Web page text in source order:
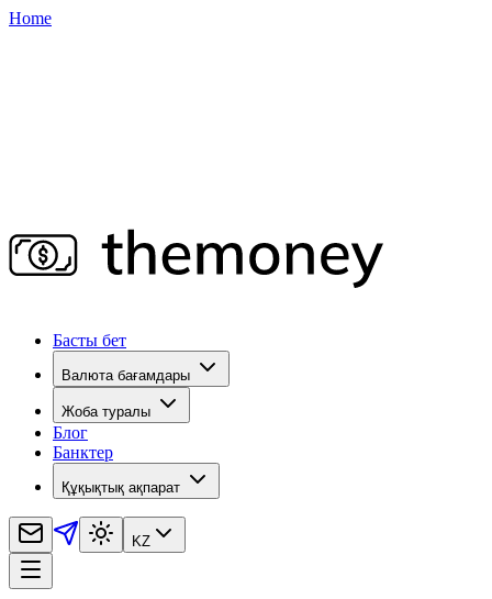
Home
Басты бет
Валюта бағамдары
Жоба туралы
Блог
Банктер
Құқықтық ақпарат
KZ